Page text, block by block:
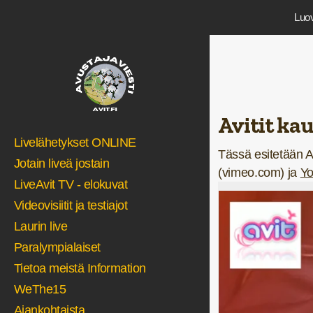
Livelähetykset ONLINE
Jotain liveä jostain
LiveAvit TV - elokuvat
Videovisiitit ja testiajot
Laurin live
Paralympialaiset
Tietoa meistä Information
WeThe15
Ajankohtaista
Avitit
Tässä esitetään
(vimeo.com) ja